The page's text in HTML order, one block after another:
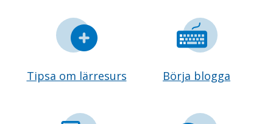
Tipsa om lärresurs Börja blogga